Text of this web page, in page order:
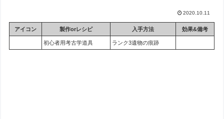
2020.10.11
アイコン 製作orレシピ 入手方法 効果&備考
初心者用考古学道具 ランク3遺物の痕跡